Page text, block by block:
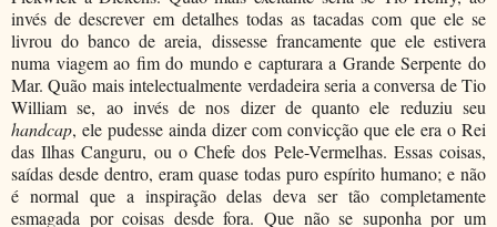
invés de descrever em detalhes todas as tacadas com que ele se
livrou do banco de areia, dissesse francamente que ele estivera
numa viagem ao fim do mundo e capturara a Grande Serpente do
Mar. Quão mais intelectualmente verdadeira seria a conversa de Tio
William se, ao invés de nos dizer de quanto ele reduziu seu
handcap, ele pudesse ainda dizer com convicção que ele era o Rei
das Ilhas Canguru, ou o Chefe dos Pele-Vermelhas. Essas coisas,
saídas desde dentro, eram quase todas puro espírito humano; e não
é normal que a inspiração delas deva ser tão completamente
esmagada por coisas desde fora. Que não se suponha por um